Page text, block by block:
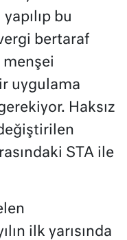
bu
bertaraf
menşei
uygulama
Haksız
STA ile
ilk yarısında